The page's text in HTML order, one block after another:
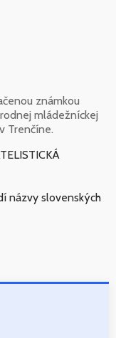
známkou
mládežníckej
Trenčíne.
názvy slovenských